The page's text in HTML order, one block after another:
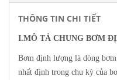
THÔNG TIN CHI TIẾT
I.MÔ TẢ CHUNG BƠM
Bơm định lượng là dòng
nhất định trong chu kỳ của